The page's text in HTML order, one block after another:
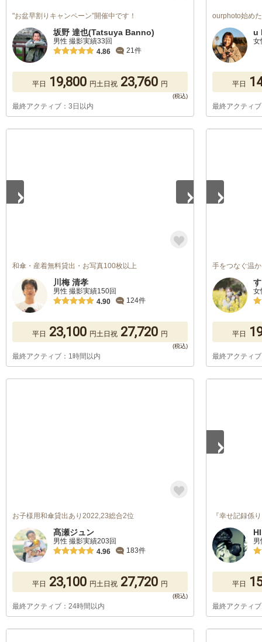
"お盆早割りキャンペーン”開催中です！
坂野 達也(Tatsuya Banno)
男性 撮影実績33回
4.86
21件
平日 19,800 円土日祝 23,760 円
最終アクティブ：3日以内
ourphoto始め
u
女
平日
最終アクティ
和傘・産着無料貸出・お写真100枚以上
川梅 清孝
男性 撮影実績150回
4.90
124件
平日 23,100 円土日祝 27,720 円
最終アクティブ：1時間以内
手をつなぐ温
女
平日
最終アクティ
お子様用和傘貸出あり2022,23総合2位
髙瀬ジュン
男性 撮影実績203回
4.96
183件
平日 23,100 円土日祝 27,720 円
最終アクティブ：24時間以内
『幸せ記録係
平日
最終アクティ